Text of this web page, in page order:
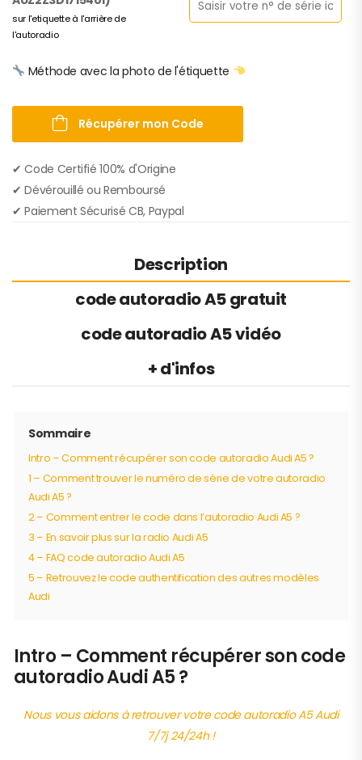
sur l'etiquette à l'arrière de
l'autoradio
Méthode avec la photo de l'étiquette
Récupérer mon Code
✔︎ Code Certifié 100% d'Origine
✔︎ Dévérouillé ou Remboursé
✔︎ Paiement Sécurisé CB, Paypal
Description
code autoradio A5 gratuit
code autoradio A5 vidéo
+ d'infos
Sommaire
Intro – Comment récupérer son code autoradio Audi A5 ?
1 – Comment trouver le numéro de série de votre autoradio
Audi A5 ?
2 – Comment entrer le code dans l’autoradio Audi A5 ?
3 – En savoir plus sur la radio Audi A5
4 – FAQ code autoradio Audi A5
5 – Retrouvez le code authentification des autres modèles
Audi
Intro – Comment récupérer son code
autoradio Audi A5 ?
Nous vous aidons à retrouver votre code autoradio A5 Audi
7/7j 24/24h !